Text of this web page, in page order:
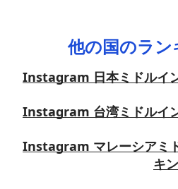
他の国のラ
Instagram 日本ミドルイ
Instagram 台湾ミドルイ
Instagram マレーシアミ
キ